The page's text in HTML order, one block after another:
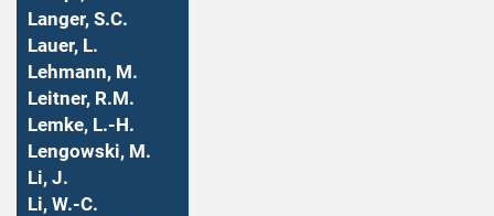
Langer, S.C.
Lauer, L.
Lehmann, M.
Leitner, R.M.
Lemke, L.-H.
Lengowski, M.
Li, J.
Li, W.-C.